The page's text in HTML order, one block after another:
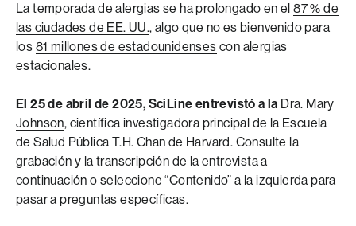
La temporada de alergias se ha prolongado en el87 % de
las ciudades de EE. UU., algo que no es bienvenido para
los 81 millones de estadounidenses con alergias
estacionales.
El 25 de abril de 2025, SciLine entrevistó a la Dra. Mary
Johnson, científica investigadora principal de la Escuela
de Salud Pública T.H. Chan de Harvard. Consulte la
grabación y la transcripción de la entrevista a
continuación o seleccione “Contenido” a la izquierda para
pasar a preguntas específicas.